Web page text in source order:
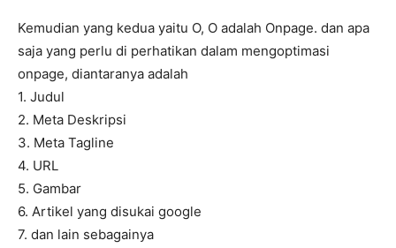
Kemudian yang kedua yaitu O, O adalah Onpage. dan apa
saja yang perlu di perhatikan dalam mengoptimasi
onpage, diantaranya adalah
1. Judul
2. Meta Deskripsi
3. Meta Tagline
4. URL
5. Gambar
6. Artikel yang disukai google
7. dan lain sebagainya